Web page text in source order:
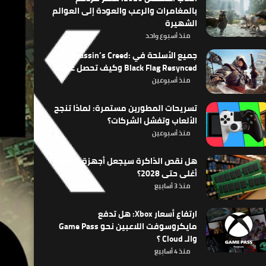
بالمغامرات والرعب والعودة إلى العوالم
الشهيرة
منذ أسبوع واحد
جميع الأسلحة في Assassin’s Creed:
Black Flag Resynced وكيف تحصل عليها
منذ أسبوعين
تسريحات المطورين مستمرة: لماذا تنجح
الألعاب وتفشل الشركات؟
منذ أسبوعين
هل نقص الذاكرة سيجعل أجهزة الألعاب
أغلى حتى 2028؟
منذ 3 أسابيع
ارتفاع أسعار Xbox: هل تدفع
مايكروسوفت اللاعبين نحو Game Pass
والـ Cloud ؟
منذ 4 أسابيع